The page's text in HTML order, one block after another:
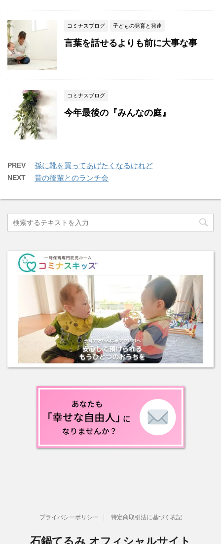
コミナスブログ 子どもの発育と発達
言葉を話せるよりも前に大事な事
コミナスブログ
今年最後の『みんなの庭』
PREV 孫に靴を買ってあげたくなるけれど
NEXT 昔の後輩とのランチ会
プライバシーポリシー 特定商取引法に基づく表記
石鍋てるみ オフィシャルサイト